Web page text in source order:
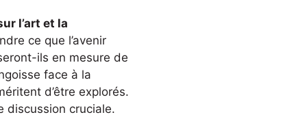
l’art et la
ce que l’avenir
ils en mesure de
face à la
d’être explorés.
discussion cruciale.